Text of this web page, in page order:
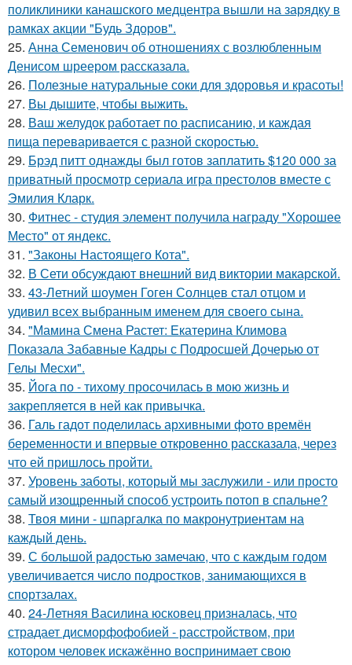
поликлиники канашского медцентра вышли на зарядку в
рамках акции "Будь Здоров".
25. Анна Семенович об отношениях с возлюбленным
Денисом шреером рассказала.
26. Полезные натуральные соки для здоровья и красоты!
27. Вы дышите, чтобы выжить.
28. Ваш желудок работает по расписанию, и каждая
пища переваривается с разной скоростью.
29. Брэд питт однажды был готов заплатить $120 000 за
приватный просмотр сериала игра престолов вместе с
Эмилия Кларк.
30. Фитнес - студия элемент получила награду "Хорошее
Место" от яндекс.
31. "Законы Настоящего Кота".
32. В Сети обсуждают внешний вид виктории макарской.
33. 43-Летний шоумен Гоген Солнцев стал отцом и
удивил всех выбранным именем для своего сына.
34. "Мамина Смена Растет: Екатерина Климова
Показала Забавные Кадры с Подросшей Дочерью от
Гелы Месхи".
35. Йога по - тихому просочилась в мою жизнь и
закрепляется в ней как привычка.
36. Галь гадот поделилась архивными фото времён
беременности и впервые откровенно рассказала, через
что ей пришлось пройти.
37. Уровень заботы, который мы заслужили - или просто
самый изощренный способ устроить потоп в спальне?
38. Твоя мини - шпаргалка по макронутриентам на
каждый день.
39. С большой радостью замечаю, что с каждым годом
увеличивается число подростков, занимающихся в
спортзалах.
40. 24-Летняя Василина юсковец призналась, что
страдает дисморфофобией - расстройством, при
котором человек искажённо воспринимает свою